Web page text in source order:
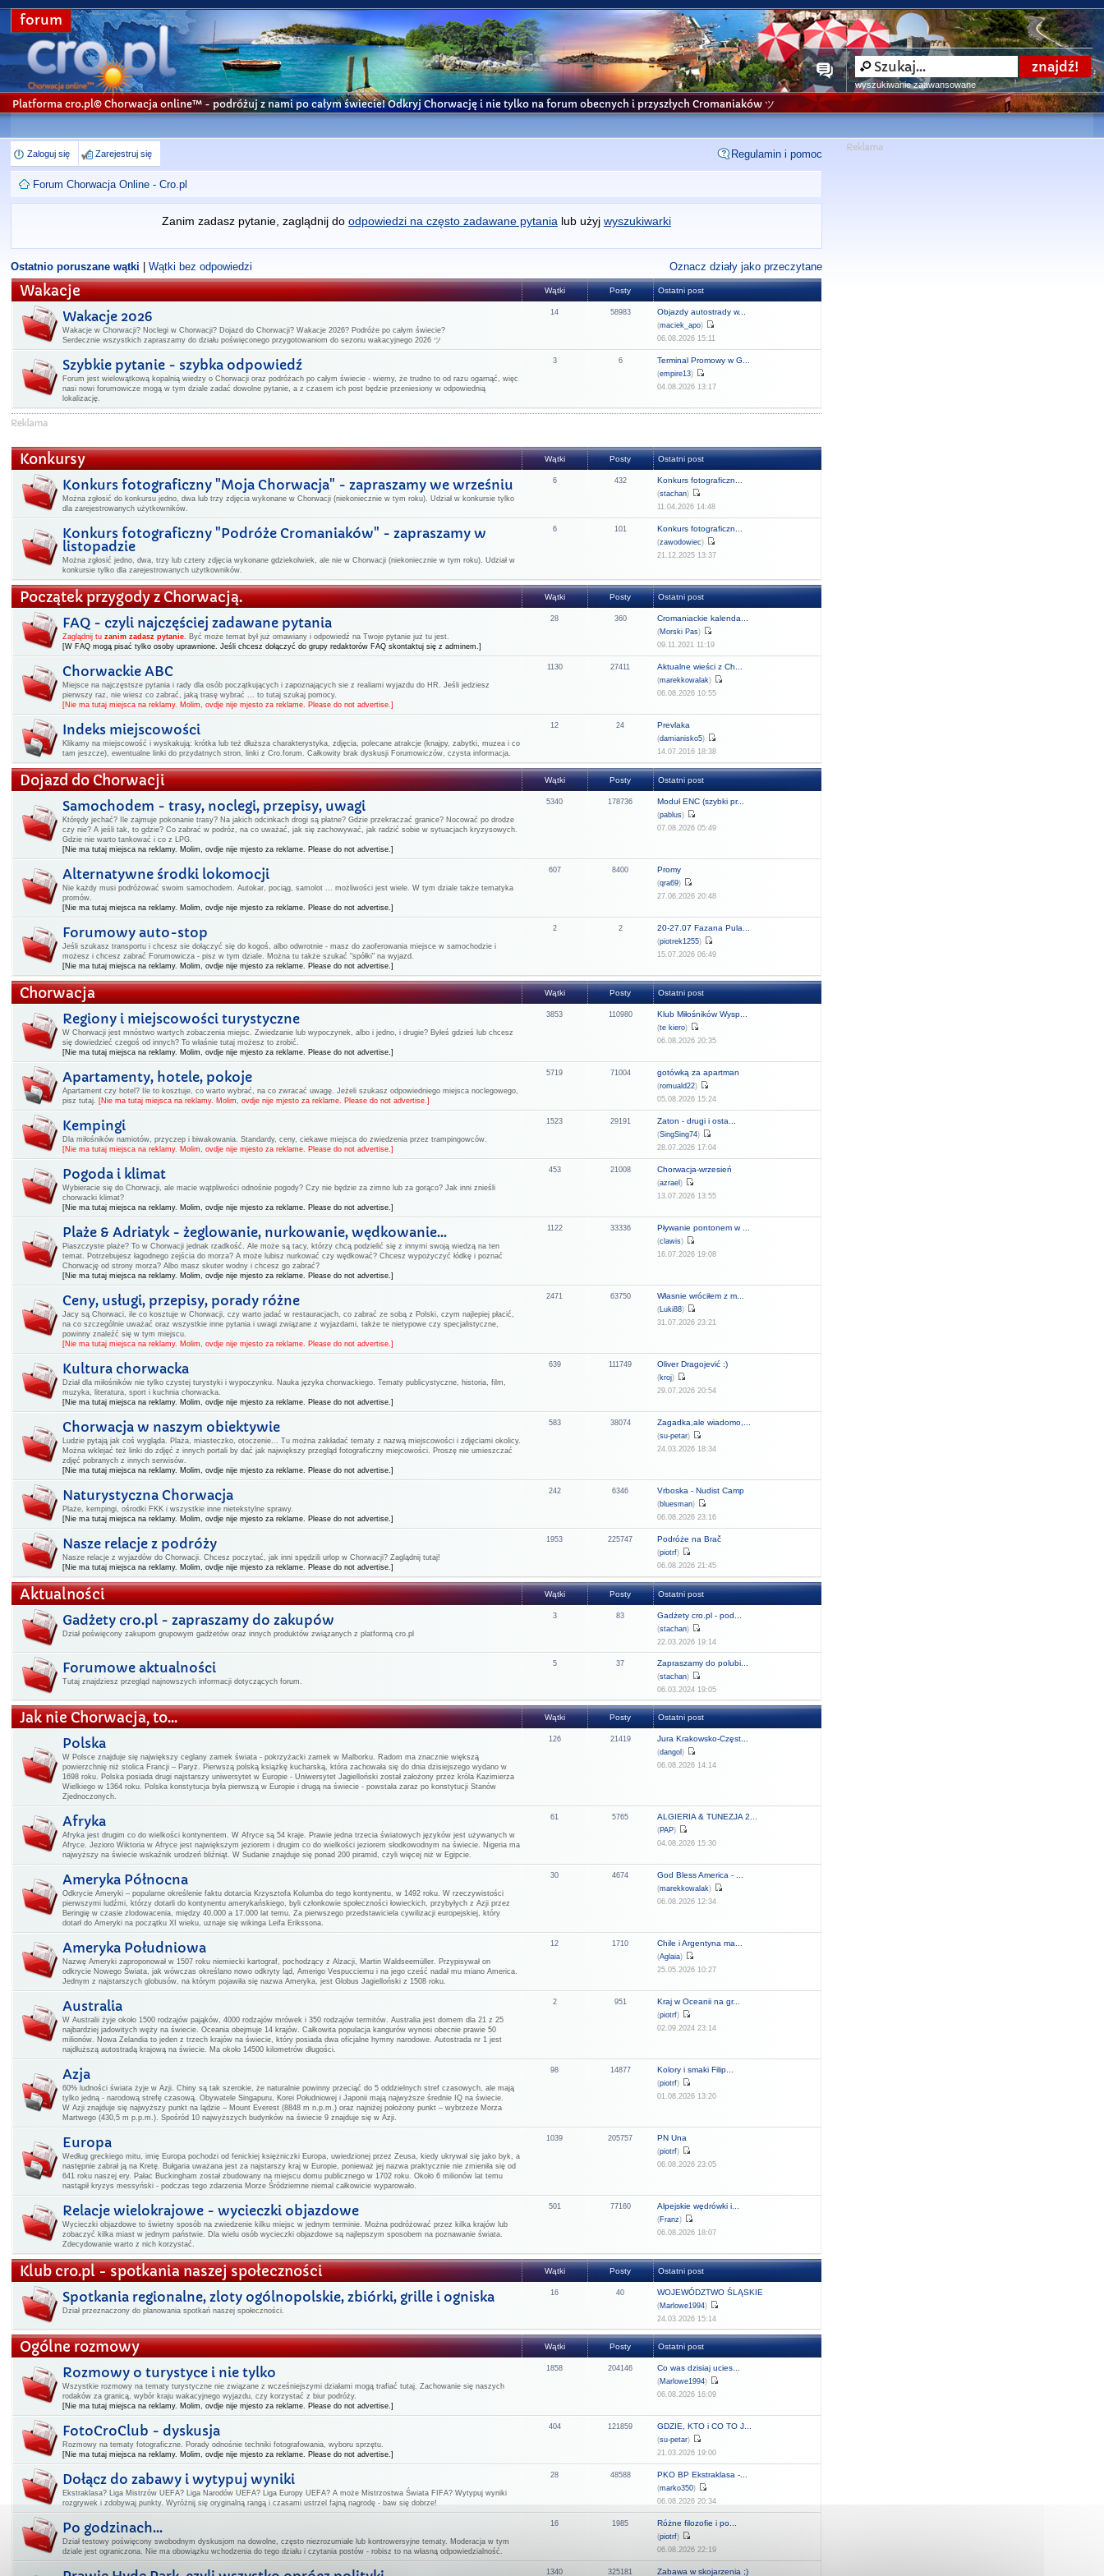
forum
wyszukiwanie zaawansowane
Platforma cro.pl© Chorwacja online™ - podróżuj z nami po całym świecie! Odkryj Chorwację i nie tylko na forum obecnych i przyszłych Cromaniaków ツ
Zaloguj się Zarejestruj się Regulamin i pomoc
Forum Chorwacja Online - Cro.pl
Zanim zadasz pytanie, zaglądnij do odpowiedzi na często zadawane pytania lub użyj wyszukiwarki
Ostatnio poruszane wątki |Wątki bez odpowiedzi Oznacz działy jako przeczytane
Wakacje Wątki Posty Ostatni post
Wakacje 2026
Wakacje w Chorwacji? Noclegi w Chorwacji? Dojazd do Chorwacji? Wakacje 2026? Podróże po całym świecie?
Serdecznie wszystkich zapraszamy do działu poświęconego przygotowaniom do sezonu wakacyjnego 2026 ツ
14 58983 Objazdy autostrady w...
(maciek_apo)
06.08.2026 15:11
Szybkie pytanie - szybka odpowiedź
Forum jest wielowątkową kopalnią wiedzy o Chorwacji oraz podróżach po całym świecie - wiemy, że trudno to od razu ogarnąć, więc
nasi nowi forumowicze mogą w tym dziale zadać dowolne pytanie, a z czasem ich post będzie przeniesiony w odpowiednią
lokalizację.
3 6 Terminal Promowy w G...
(empire13)
04.08.2026 13:17
Konkursy Wątki Posty Ostatni post
Konkurs fotograficzny "Moja Chorwacja" - zapraszamy we wrześniu
Można zgłosić do konkursu jedno, dwa lub trzy zdjęcia wykonane w Chorwacji (niekoniecznie w tym roku). Udział w konkursie tylko
dla zarejestrowanych użytkowników.
6 432 Konkurs fotograficzn...
(stachan)
11.04.2026 14:48
Konkurs fotograficzny "Podróże Cromaniaków" - zapraszamy w
listopadzie
Można zgłosić jedno, dwa, trzy lub cztery zdjęcia wykonane gdziekolwiek, ale nie w Chorwacji (niekoniecznie w tym roku). Udział w
konkursie tylko dla zarejestrowanych użytkowników.
6 101 Konkurs fotograficzn...
(zawodowiec)
21.12.2025 13:37
Początek przygody z Chorwacją. Wątki Posty Ostatni post
FAQ - czyli najczęściej zadawane pytania
Zaglądnij tuzanim zadasz pytanie. Być może temat był już omawiany i odpowiedź na Twoje pytanie już tu jest.
[W FAQ mogą pisać tylko osoby uprawnione. Jeśli chcesz dołączyć do grupy redaktorów FAQ skontaktuj się z adminem.]
28 360 Cromaniackie kalenda...
(Morski Pas)
09.11.2021 11:19
Chorwackie ABC
Miejsce na najczęstsze pytania i rady dla osób początkujących i zapoznających sie z realiami wyjazdu do HR. Jeśli jedziesz
pierwszy raz, nie wiesz co zabrać, jaką trasę wybrać ... to tutaj szukaj pomocy.
[Nie ma tutaj miejsca na reklamy. Molim, ovdje nije mjesto za reklame. Please do not advertise.]
1130 27411 Aktualne wieści z Ch...
(marekkowalak)
06.08.2026 10:55
Indeks miejscowości
Klikamy na miejscowość i wyskakują: krótka lub też dłuższa charakterystyka, zdjęcia, polecane atrakcje (knajpy, zabytki, muzea i co
tam jeszcze), ewentualne linki do przydatnych stron, linki z Cro.forum. Całkowity brak dyskusji Forumowiczów, czysta informacja.
12 24 Prevlaka
(damianisko5)
14.07.2016 18:38
Dojazd do Chorwacji Wątki Posty Ostatni post
Samochodem - trasy, noclegi, przepisy, uwagi
Którędy jechać? Ile zajmuje pokonanie trasy? Na jakich odcinkach drogi są płatne? Gdzie przekraczać granice? Nocować po drodze
czy nie? A jeśli tak, to gdzie? Co zabrać w podróż, na co uważać, jak się zachowywać, jak radzić sobie w sytuacjach kryzysowych.
Gdzie nie warto tankować i co z LPG.
[Nie ma tutaj miejsca na reklamy. Molim, ovdje nije mjesto za reklame. Please do not advertise.]
5340 178736 Moduł ENC (szybki pr...
(pablus)
07.08.2026 05:49
Alternatywne środki lokomocji
Nie każdy musi podróżować swoim samochodem. Autokar, pociąg, samolot ... możliwości jest wiele. W tym dziale także tematyka
promów.
[Nie ma tutaj miejsca na reklamy. Molim, ovdje nije mjesto za reklame. Please do not advertise.]
607 8400 Promy
(qra69)
27.06.2026 20:48
Forumowy auto-stop
Jeśli szukasz transportu i chcesz sie dołączyć się do kogoś, albo odwrotnie - masz do zaoferowania miejsce w samochodzie i
możesz i chcesz zabrać Forumowicza - pisz w tym dziale. Można tu także szukać "spółki" na wyjazd.
[Nie ma tutaj miejsca na reklamy. Molim, ovdje nije mjesto za reklame. Please do not advertise.]
2 2 20-27.07 Fazana Pula...
(piotrek1255)
15.07.2026 06:49
Chorwacja Wątki Posty Ostatni post
Regiony i miejscowości turystyczne
W Chorwacji jest mnóstwo wartych zobaczenia miejsc. Zwiedzanie lub wypoczynek, albo i jedno, i drugie? Byłeś gdzieś lub chcesz
się dowiedzieć czegoś od innych? To właśnie tutaj możesz to zrobić.
[Nie ma tutaj miejsca na reklamy. Molim, ovdje nije mjesto za reklame. Please do not advertise.]
3853 110980 Klub Miłośników Wysp...
(te kiero)
06.08.2026 20:35
Apartamenty, hotele, pokoje
Apartament czy hotel? Ile to kosztuje, co warto wybrać, na co zwracać uwagę. Jeżeli szukasz odpowiedniego miejsca noclegowego,
pisz tutaj. [Nie ma tutaj miejsca na reklamy. Molim, ovdje nije mjesto za reklame. Please do not advertise.]
5719 71004 gotówką za apartman
(romuald22)
05.08.2026 15:24
Kempingi
Dla miłośników namiotów, przyczep i biwakowania. Standardy, ceny, ciekawe miejsca do zwiedzenia przez trampingowców.
[Nie ma tutaj miejsca na reklamy. Molim, ovdje nije mjesto za reklame. Please do not advertise.]
1523 29191 Zaton - drugi i osta...
(SingSing74)
28.07.2026 17:04
Pogoda i klimat
Wybieracie się do Chorwacji, ale macie wątpliwości odnośnie pogody? Czy nie będzie za zimno lub za gorąco? Jak inni znieśli
chorwacki klimat?
[Nie ma tutaj miejsca na reklamy. Molim, ovdje nije mjesto za reklame. Please do not advertise.]
453 21008 Chorwacja-wrzesień
(azrael)
13.07.2026 13:55
Plaże & Adriatyk - żeglowanie, nurkowanie, wędkowanie...
Piaszczyste plaże? To w Chorwacji jednak rzadkość. Ale może są tacy, którzy chcą podzielić się z innymi swoją wiedzą na ten
temat. Potrzebujesz łagodnego zejścia do morza? A może lubisz nurkować czy wędkować? Chcesz wypożyczyć łódkę i poznać
Chorwację od strony morza? Albo masz skuter wodny i chcesz go zabrać?
[Nie ma tutaj miejsca na reklamy. Molim, ovdje nije mjesto za reklame. Please do not advertise.]
1122 33336 Pływanie pontonem w ...
(clawis)
16.07.2026 19:08
Ceny, usługi, przepisy, porady różne
Jacy są Chorwaci, ile co kosztuje w Chorwacji, czy warto jadać w restauracjach, co zabrać ze sobą z Polski, czym najlepiej płacić,
na co szczególnie uważać oraz wszystkie inne pytania i uwagi związane z wyjazdami, także te nietypowe czy specjalistyczne,
powinny znaleźć się w tym miejscu.
[Nie ma tutaj miejsca na reklamy. Molim, ovdje nije mjesto za reklame. Please do not advertise.]
2471 63750 Własnie wróciłem z m...
(Luki88)
31.07.2026 23:21
Kultura chorwacka
Dział dla miłośników nie tylko czystej turystyki i wypoczynku. Nauka języka chorwackiego. Tematy publicystyczne, historia, film,
muzyka, literatura, sport i kuchnia chorwacka.
[Nie ma tutaj miejsca na reklamy. Molim, ovdje nije mjesto za reklame. Please do not advertise.]
639 111749 Oliver Dragojević :)
(kroj)
29.07.2026 20:54
Chorwacja w naszym obiektywie
Ludzie pytają jak coś wygląda. Plaża, miasteczko, otoczenie... Tu można zakładać tematy z nazwą miejscowości i zdjęciami okolicy.
Można wklejać też linki do zdjęć z innych portali by dać jak największy przegląd fotograficzny miejcowości. Proszę nie umieszczać
zdjęć pobranych z innych serwisów.
[Nie ma tutaj miejsca na reklamy. Molim, ovdje nije mjesto za reklame. Please do not advertise.]
583 38074 Zagadka,ale wiadomo,...
(su-petar)
24.03.2026 18:34
Naturystyczna Chorwacja
Plaże, kempingi, ośrodki FKK i wszystkie inne nietekstylne sprawy.
[Nie ma tutaj miejsca na reklamy. Molim, ovdje nije mjesto za reklame. Please do not advertise.]
242 6346 Vrboska - Nudist Camp
(bluesman)
06.08.2026 23:16
Nasze relacje z podróży
Nasze relacje z wyjazdów do Chorwacji. Chcesz poczytać, jak inni spędzili urlop w Chorwacji? Zaglądnij tutaj!
[Nie ma tutaj miejsca na reklamy. Molim, ovdje nije mjesto za reklame. Please do not advertise.]
1953 225747 Podróże na Brač
(piotrf)
06.08.2026 21:45
Aktualności Wątki Posty Ostatni post
Gadżety cro.pl - zapraszamy do zakupów
Dział poświęcony zakupom grupowym gadżetów oraz innych produktów związanych z platformą cro.pl
3 83 Gadżety cro.pl - pod...
(stachan)
22.03.2026 19:14
Forumowe aktualności
Tutaj znajdziesz przegląd najnowszych informacji dotyczących forum.
5 37 Zapraszamy do polubi...
(stachan)
06.03.2024 19:05
Jak nie Chorwacja, to... Wątki Posty Ostatni post
Polska
W Polsce znajduje się największy ceglany zamek świata - pokrzyżacki zamek w Malborku. Radom ma znacznie większą
powierzchnię niż stolica Francji – Paryż. Pierwszą polską książkę kucharską, która zachowała się do dnia dzisiejszego wydano w
1698 roku. Polska posiada drugi najstarszy uniwersytet w Europie - Uniwersytet Jagielloński został założony przez króla Kazimierza
Wielkiego w 1364 roku. Polska konstytucja była pierwszą w Europie i drugą na świecie - powstała zaraz po konstytucji Stanów
Zjednoczonych.
126 21419 Jura Krakowsko-Częst...
(dangol)
06.08.2026 14:14
Afryka
Afryka jest drugim co do wielkości kontynentem. W Afryce są 54 kraje. Prawie jedna trzecia światowych języków jest używanych w
Afryce. Jezioro Wiktoria w Afryce jest największym jeziorem i drugim co do wielkości jeziorem słodkowodnym na świecie. Nigeria ma
najwyższy na świecie wskaźnik urodzeń bliźniąt. W Sudanie znajduje się ponad 200 piramid, czyli więcej niż w Egipcie.
61 5765 ALGIERIA & TUNEZJA 2...
(PAP)
04.08.2026 15:30
Ameryka Północna
Odkrycie Ameryki – popularne określenie faktu dotarcia Krzysztofa Kolumba do tego kontynentu, w 1492 roku. W rzeczywistości
pierwszymi ludźmi, którzy dotarli do kontynentu amerykańskiego, byli członkowie społeczności łowieckich, przybyłych z Azji przez
Beringię w czasie zlodowacenia, między 40.000 a 17.000 lat temu. Za pierwszego przedstawiciela cywilizacji europejskiej, który
dotarł do Ameryki na początku XI wieku, uznaje się wikinga Leifa Erikssona.
30 4674 God Bless America - ...
(marekkowalak)
06.08.2026 12:34
Ameryka Południowa
Nazwę Ameryki zaproponował w 1507 roku niemiecki kartograf, pochodzący z Alzacji, Martin Waldseemüller. Przypisywał on
odkrycie Nowego Świata, jak wówczas określano nowo odkryty ląd, Amerigo Vespucciemu i na jego cześć nadał mu miano America.
Jednym z najstarszych globusów, na którym pojawiła się nazwa Ameryka, jest Globus Jagielloński z 1508 roku.
12 1710 Chile i Argentyna ma...
(Aglaia)
25.05.2026 10:27
Australia
W Australii żyje około 1500 rodzajów pająków, 4000 rodzajów mrówek i 350 rodzajów termitów. Australia jest domem dla 21 z 25
najbardziej jadowitych węży na świecie. Oceania obejmuje 14 krajów. Całkowita populacja kangurów wynosi obecnie prawie 50
milionów. Nowa Zelandia to jeden z trzech krajów na świecie, który posiada dwa oficjalne hymny narodowe. Autostrada nr 1 jest
najdłuższą autostradą krajową na świecie. Ma około 14500 kilometrów długości.
2 951 Kraj w Oceanii na gr...
(piotrf)
02.09.2024 23:14
Azja
60% ludności świata żyje w Azji. Chiny są tak szerokie, że naturalnie powinny przeciąć do 5 oddzielnych stref czasowych, ale mają
tylko jedną - narodową strefę czasową. Obywatele Singapuru, Korei Południowej i Japonii mają najwyższe średnie IQ na świecie.
W Azji znajduje się najwyższy punkt na lądzie – Mount Everest (8848 m n.p.m.) oraz najniżej położony punkt – wybrzeże Morza
Martwego (430,5 m p.p.m.). Spośród 10 najwyższych budynków na świecie 9 znajduje się w Azji.
98 14877 Kolory i smaki Filip...
(piotrf)
01.08.2026 13:20
Europa
Według greckiego mitu, imię Europa pochodzi od fenickiej księżniczki Europa, uwiedzionej przez Zeusa, kiedy ukrywał się jako byk, a
następnie zabrał ją na Kretę. Bułgaria uważana jest za najstarszy kraj w Europie, ponieważ jej nazwa praktycznie nie zmieniła się od
641 roku naszej ery. Pałac Buckingham został zbudowany na miejscu domu publicznego w 1702 roku. Około 6 milionów lat temu
nastąpił kryzys messyński - podczas tego zdarzenia Morze Śródziemne niemal całkowicie wyparowało.
1039 205757 PN Una
(piotrf)
06.08.2026 23:05
Relacje wielokrajowe - wycieczki objazdowe
Wycieczki objazdowe to świetny sposób na zwiedzenie kilku miejsc w jednym terminie. Można podróżować przez kilka krajów lub
zobaczyć kilka miast w jednym państwie. Dla wielu osób wycieczki objazdowe są najlepszym sposobem na poznawanie świata.
Zdecydowanie warto z nich korzystać.
501 77160 Alpejskie wędrówki i...
(Franz)
06.08.2026 18:07
Klub cro.pl - spotkania naszej społeczności Wątki Posty Ostatni post
Spotkania regionalne, zloty ogólnopolskie, zbiórki, grille i ogniska
Dział przeznaczony do planowania spotkań naszej społeczności.
16 40 WOJEWÓDZTWO ŚLĄSKIE
(Marlowe1994)
24.03.2026 15:14
Ogólne rozmowy Wątki Posty Ostatni post
Rozmowy o turystyce i nie tylko
Wszystkie rozmowy na tematy turystyczne nie związane z wcześniejszymi działami mogą trafiać tutaj. Zachowanie się naszych
rodaków za granicą, wybór kraju wakacyjnego wyjazdu, czy korzystać z biur podróży.
[Nie ma tutaj miejsca na reklamy. Molim, ovdje nije mjesto za reklame. Please do not advertise.]
1858 204146 Co was dzisiaj ucies...
(Marlowe1994)
06.08.2026 16:09
FotoCroClub - dyskusja
Rozmowy na tematy fotograficzne. Porady odnośnie techniki fotografowania, wyboru sprzętu.
[Nie ma tutaj miejsca na reklamy. Molim, ovdje nije mjesto za reklame. Please do not advertise.]
404 121859 GDZIE, KTO i CO TO J...
(su-petar)
21.03.2026 19:00
Dołącz do zabawy i wytypuj wyniki
Ekstraklasa? Liga Mistrzów UEFA? Liga Narodów UEFA? Liga Europy UEFA? A może Mistrzostwa Świata FIFA? Wytypuj wyniki
rozgrywek i zdobywaj punkty. Wyróżnij się oryginalną rangą i czasami ustrzel fajną nagrodę - baw się dobrze!
28 48588 PKO BP Ekstraklasa -...
(marko350)
06.08.2026 20:34
Po godzinach...
Dział testowy poświęcony swobodnym dyskusjom na dowolne, często niezrozumiałe lub kontrowersyjne tematy. Moderacja w tym
dziale jest ograniczona. Nie ma obowiązku wchodzenia do tego działu i czytania postów - robisz to na własną odpowiedzialność.
16 1985 Różne filozofie i po...
(piotrf)
06.08.2026 22:19
1340 325181 Zabawa w skojarzenia ;)